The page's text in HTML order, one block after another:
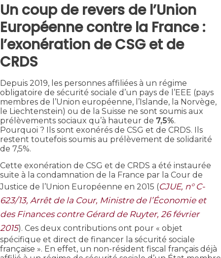
Un coup de revers de l’Union
Européenne contre la France :
l’exonération de CSG et de
CRDS
Depuis 2019, les personnes affiliées à un régime
obligatoire de sécurité sociale d’un pays de l’EEE (pays
membres de l’Union européenne, l’Islande, la Norvège,
le Liechtenstein) ou de la Suisse ne sont soumis aux
prélèvements sociaux qu’à hauteur de 7,5%.
Pourquoi ? Ils sont exonérés de CSG et de CRDS. Ils
restent toutefois soumis au prélèvement de solidarité
de 7,5%.
Cette exonération de CSG et de CRDS a été instaurée
suite à la condamnation de la France par la Cour de
Justice de l’Union Européenne en 2015 (CJUE, n° C-
623/13, Arrêt de la Cour, Ministre de l’Économie et
des Finances contre Gérard de Ruyter, 26 février
2015). Ces deux contributions ont pour « objet
spécifique et direct de financer la sécurité sociale
française ». En effet, un non-résident fiscal français déjà